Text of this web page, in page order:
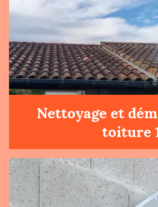
Nettoyage et
toiture